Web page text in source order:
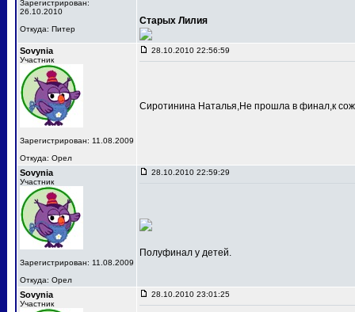
Зарегистрирован:
26.10.2010
Откуда: Питер
Старых Лилия
Sovynia
Участник
Зарегистрирован: 11.08.2009
Откуда: Орел
28.10.2010 22:56:59
Сиротинина Наталья,Не прошла в финал,к
Sovynia
Участник
Зарегистрирован: 11.08.2009
Откуда: Орел
28.10.2010 22:59:29
Полуфинал у детей.
Sovynia
Участник
28.10.2010 23:01:25